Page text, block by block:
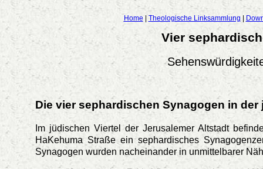
Home| Theologische Linksammlung
Vier
Die vier sephardischen Synagogen in
Im jüdischen Viertel der Jerusalemer Altstadt
HaKehuma Straße ein sephardisches
Synagogen wurden nacheinander in unmittelbarer